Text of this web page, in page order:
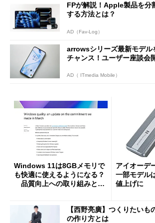
FPが解説！Apple製品を分
する方法とは？
AD（Fav-Log）
arrowsシリーズ最新モデル
チャンス！ユーザー座談会
AD（ ITmedia Mobile）
Windows 11は8GBメモリで
も快適に使えるようになる？
品質向上への取り組みと
アイオーデ
一部モデル
値上げに
【西野亮廣】つくりたいも
の作り方とは